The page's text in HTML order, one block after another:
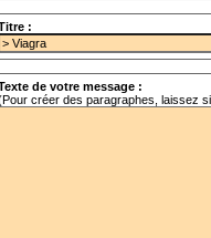
:
de votre message :
créer des paragraphes, laissez